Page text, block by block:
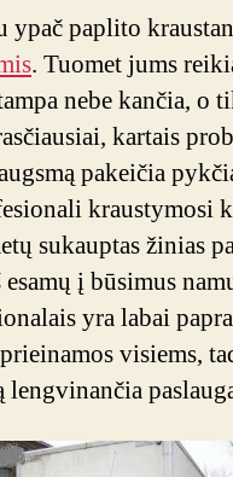
ypač paplito
. Tuomet jums
nebe kančia,
kartais
pakeičia
kraustymosi
sukauptas žinias
į būsimus
yra labai
visiems,
lengvinančia